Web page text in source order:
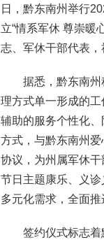
日，黔东南州举行
立“情系军休 尊崇暖
志、军休干部代表，
据悉，黔东南
理方式单一形成的
辅助的服务个性化、
方式，与黔东南州
协议，为州属军休
节日主题康乐、义
多元化需求，全面推
签约仪式标志着